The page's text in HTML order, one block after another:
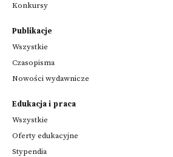
Konkursy
Publikacje
Wszystkie
Czasopisma
Nowości wydawnicze
Edukacja i praca
Wszystkie
Oferty edukacyjne
Stypendia